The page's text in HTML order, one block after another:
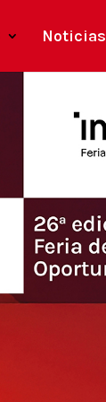
Noticias